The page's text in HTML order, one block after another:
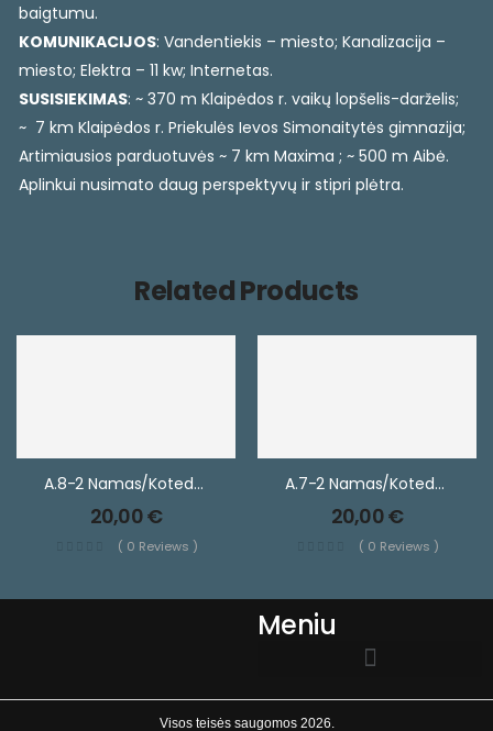
baigtumu.
KOMUNIKACIJOS: Vandentiekis – miesto; Kanalizacija –
miesto; Elektra – 11 kw; Internetas.
SUSISIEKIMAS: ~ 370 m Klaipėdos r. vaikų lopšelis-darželis;
~ 7 km Klaipėdos r. Priekulės Ievos Simonaitytės gimnazija;
Artimiausios parduotuvės ~ 7 km Maxima ; ~ 500 m Aibė.
Aplinkui nusimato daug perspektyvų ir stipri plėtra.
Related Products
A.8-2 Namas/kotedžas
20,00€
( 0 Reviews )
A.7-2 Namas/kotedžas
20,00€
( 0 Reviews )
Meniu
Visos teisės saugomos 2026.